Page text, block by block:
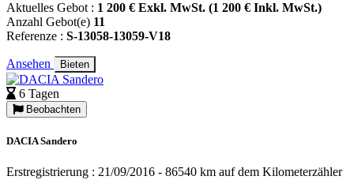
Aktuelles Gebot : 1 200 € Exkl. MwSt. (1 200 € Inkl. MwSt.)
Anzahl Gebot(e) 11
Referenze : S-13058-13059-V18
Ansehen Bieten
6 Tagen
Beobachten
DACIA Sandero
Erstregistrierung : 21/09/2016 - 86540 km auf dem Kilometerzähler